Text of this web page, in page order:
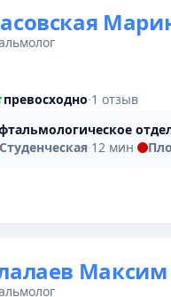
превосходно·1 отзыв
Студенческая·12 мин·